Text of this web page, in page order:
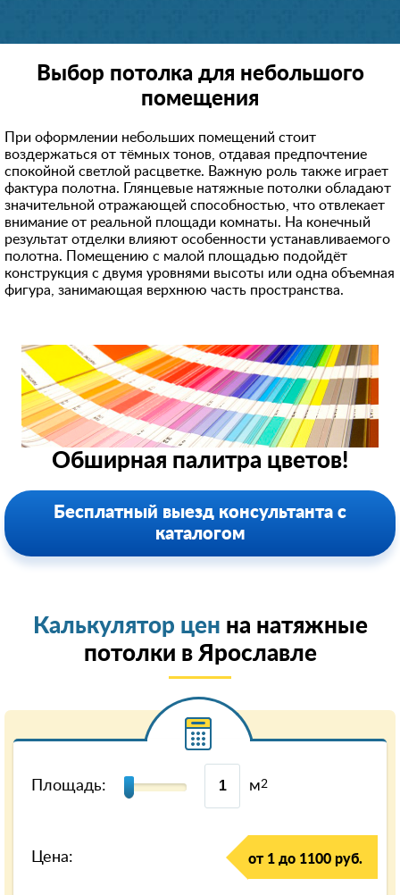
Выбор потолка для небольшого
помещения
При оформлении небольших помещений стоит
воздержаться от тёмных тонов, отдавая предпочтение
спокойной светлой расцветке. Важную роль также играет
фактура полотна. Глянцевые натяжные потолки обладают
значительной отражающей способностью, что отвлекает
внимание от реальной площади комнаты. На конечный
результат отделки влияют особенности устанавливаемого
полотна. Помещению с малой площадью подойдёт
конструкция с двумя уровнями высоты или одна объемная
фигура, занимающая верхнюю часть пространства.
Обширная палитра цветов!
Бесплатный выезд консультанта с
каталогом
Калькулятор цен на натяжные
потолки в Ярославле
Площадь: м2
Цена: от 1 до 1100 руб.